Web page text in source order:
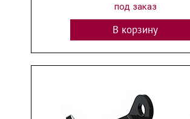
под заказ
В корзину